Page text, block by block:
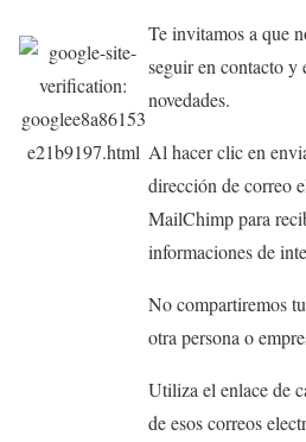
Te invitamos a que
seguir en contacto y
novedades.
Al hacer clic en
dirección de correo
MailChimp para
informaciones de
No compartiremos
otra persona o
Utiliza el enlace de
de esos correos